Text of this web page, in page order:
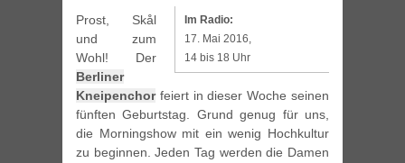
Im Radio:
17. Mai 2016,
14 bis 18 Uhr
Prost, Skål
und zum
Wohl! Der
Berliner
Kneipenchorfeiert in dieser Woche seinen
fünften Geburtstag. Grund genug für uns,
die Morningshow mit ein wenig Hochkultur
zu beginnen. Jeden Tag werden die Damen